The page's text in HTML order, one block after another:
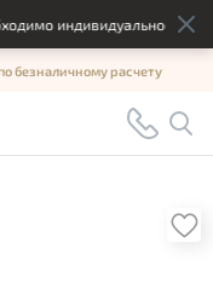
индивидуальное
безналичному расчету